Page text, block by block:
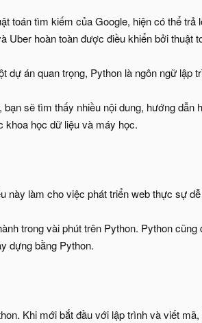
toán tìm kiếm của Google, hiện có thể
Uber hoàn toàn được điều khiển bởi thuật
dự án quan trọng, Python là ngôn ngữ lập
sẽ tìm thấy nhiều nội dung, hướng dẫn
khoa học dữ liệu và máy học.
này làm cho việc phát triển web thực sự
trong vài phút trên Python. Python
dựng bằng Python.
Khi mới bắt đầu với lập trình và viết